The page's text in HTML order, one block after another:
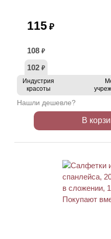
115 ₽
108 ₽
102 ₽
Индустрия
красоты
Нашли дешевле?
В